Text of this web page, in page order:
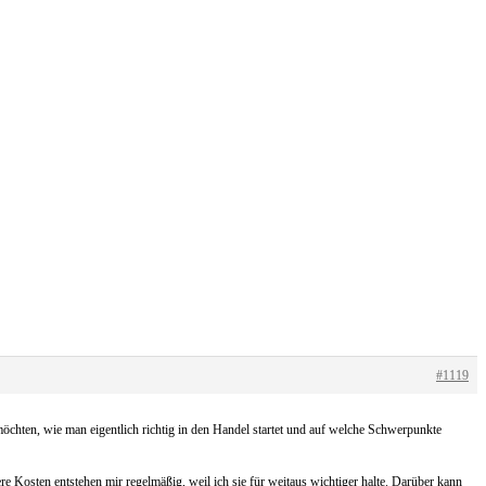
#1119
wie man eigentlich richtig in den Handel startet und auf welche Schwerpunkte
Kosten entstehen mir regelmäßig, weil ich sie für weitaus wichtiger halte. Darüber kann